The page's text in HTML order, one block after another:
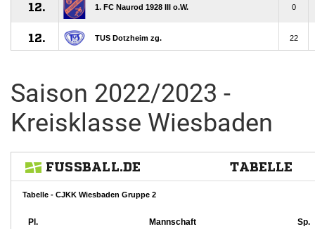
Saison 2022/2023 -
Kreisklasse Wiesbaden